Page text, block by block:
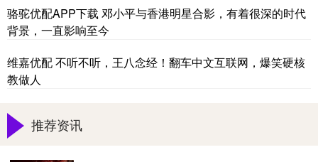
骆驼优配APP下载 邓小平与香港明星合影，有着很深的时代
背景，一直影响至今
维嘉优配 不听不听，王八念经！翻车中文互联网，爆笑硬核
教做人
推荐资讯